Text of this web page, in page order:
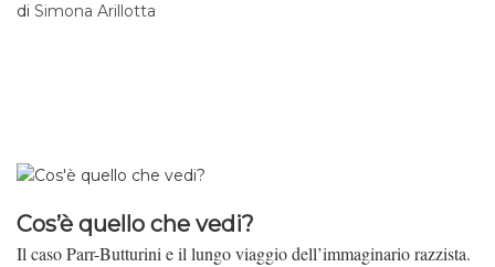
di Simona Arillotta
Cos’è quello che vedi?
Il caso Parr-Butturini e il lungo viaggio dell’immaginario razzista.